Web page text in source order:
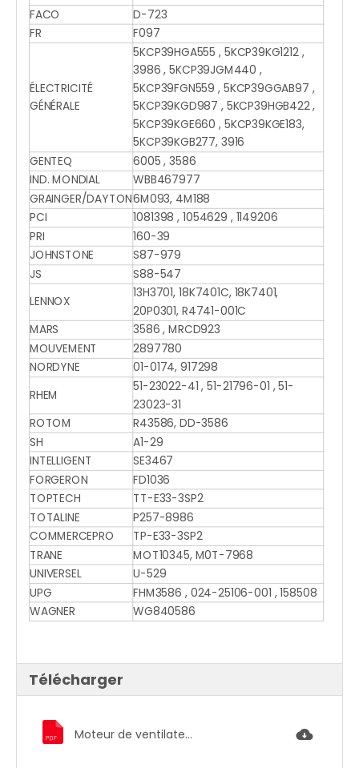
FACO
D-723
FR F097
ÉLECTRICITÉ
GÉNÉRALE
5KCP39HGA555 , 5KCP39KG1212 ,
3986 , 5KCP39JGM440 ,
5KCP39FGN559 , 5KCP39GGAB97 ,
5KCP39KGD987 , 5KCP39HGB422 ,
5KCP39KGE660 , 5KCP39KGE183,
5KCP39KGB277, 3916
GENTEQ
6005 , 3586
IND. MONDIAL
WBB467977
GRAINGER/DAYTON6M093, 4M188
PCI
1081398 , 1054629 , 1149206
PRI
160-39
JOHNSTONE
S87-979
JS
S88-547
LENNOX
13H3701, 18K7401C, 18K7401,
20P0301, R4741-001C
MARS
3586 , MRCD923
MOUVEMENT
2897780
NORDYNE
01-0174, 917298
RHEM
51-23022-41 , 51-21796-01 , 51-
23023-31
ROTOM
R43586, DD-3586
SH
A1-29
INTELLIGENT
SE3467
FORGERON
FD1036
TOPTECH
TT-E33-3SP2
TOTALINE
P257-8986
COMMERCEPRO TP-E33-3SP2
TRANE
MOT10345, M0T-7968
UNIVERSEL
U-529
UPG
FHM3586 , 024-25106-001 , 158508
WAGNER
WG840586
Télécharger
Moteur de ventilateur de moteur de fournaise, moteur de ventilateur de condenseur 1863.pdf